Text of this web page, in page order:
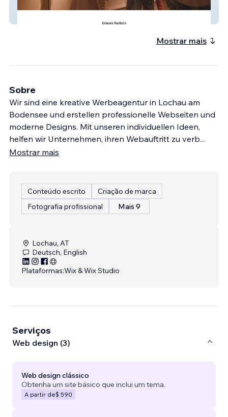
Mostrar mais
Sobre
Wir sind eine kreative Werbeagentur in Lochau am
Bodensee und erstellen professionelle Webseiten und
moderne Designs. Mit unseren individuellen Ideen,
helfen wir Unternehmen, ihren Webauftritt zu verb...
Mostrar mais
Conteúdo escrito
Criação de marca
Fotografia profissional
Mais 9
Lochau, AT
Deutsch, English
Plataformas:Wix & Wix Studio
Serviços
Web design (3)
Web design clássico
Obtenha um site básico que inclui um tema.
A partir de$ 590